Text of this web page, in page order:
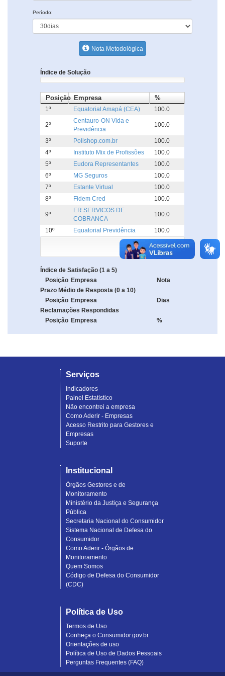
Período:
Nota Metodológica
Índice de Solução
Posição Empresa %
1º Equatorial Amapá (CEA) 100.0
2º
Centauro-ON Vida e
Previdência
100.0
3º Polishop.com.br
100.0
4º
Instituto Mix de Profissões
100.0
5º
Eudora Representantes
100.0
6º
MG Seguros
100.0
7º
Estante Virtual
100.0
8º
Fidem Cred 100.0
9º
ER SERVICOS DE
COBRANCA
100.0
10º Equatorial Previdência 100.0
Índice de Satisfação (1 a 5)
Posição Empresa
Nota
Prazo Médio de Resposta (0 a 10)
Posição Empresa
Dias
Reclamações Respondidas
Posição Empresa %
Serviços
Indicadores
Painel Estatístico
Não encontrei a empresa
Como Aderir - Empresas
Acesso Restrito para Gestores e
Empresas
Suporte
Institucional
Órgãos Gestores e de
Monitoramento
Ministério da Justiça e Segurança
Pública
Secretaria Nacional do Consumidor
Sistema Nacional de Defesa do
Consumidor
Como Aderir - Órgãos de
Monitoramento
Quem Somos
Código de Defesa do Consumidor
(CDC)
Política de Uso
Termos de Uso
Conheça o Consumidor.gov.br
Orientações de uso
Política de Uso de Dados Pessoais
Perguntas Frequentes (FAQ)